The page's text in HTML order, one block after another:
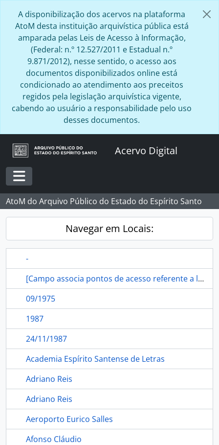
A disponibilização dos acervos na plataforma
AtoM desta instituição arquivística pública está
amparada pelas Leis de Acesso à Informação,
(Federal: n.º 12.527/2011 e Estadual n.º
9.871/2012), nesse sentido, o acesso aos
documentos disponibilizados online está
condicionado ao atendimento aos preceitos
regidos pela legislação arquivística vigente,
cabendo ao usuário a responsabilidade pelo uso
desses documentos.
Acervo Digital
Toggle navigation
AtoM do Arquivo Público do Estado do Espírito Santo
Navegar em Locais:
-
[Campo associa pontos de acesso referente a localidade ao Registro de Autoridade]
09/1975
1987
24/11/1987
Academia Espírito Santense de Letras
Adriano Reis
Adriano Reis
Aeroporto Eurico Salles
Afonso Cláudio